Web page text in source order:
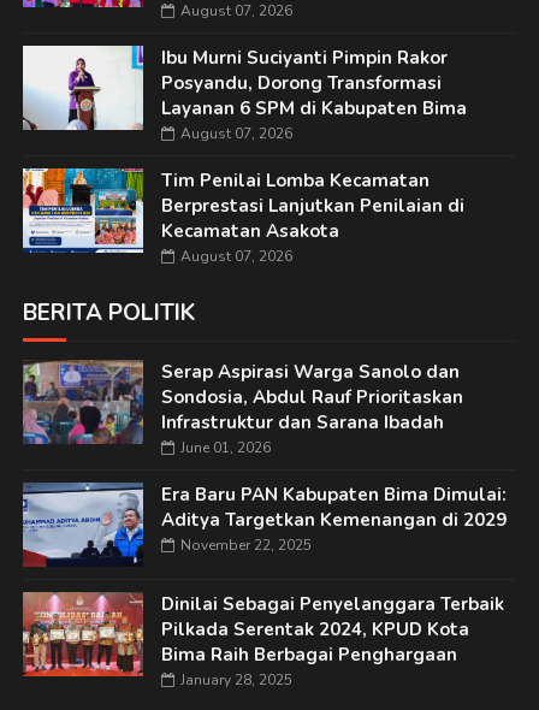
August 07, 2026
Ibu Murni Suciyanti Pimpin Rakor
Posyandu, Dorong Transformasi
Layanan 6 SPM di Kabupaten Bima
August 07, 2026
Tim Penilai Lomba Kecamatan
Berprestasi Lanjutkan Penilaian di
Kecamatan Asakota
August 07, 2026
BERITA POLITIK
Serap Aspirasi Warga Sanolo dan
Sondosia, Abdul Rauf Prioritaskan
Infrastruktur dan Sarana Ibadah
June 01, 2026
Era Baru PAN Kabupaten Bima Dimulai:
Aditya Targetkan Kemenangan di 2029
November 22, 2025
Dinilai Sebagai Penyelanggara Terbaik
Pilkada Serentak 2024, KPUD Kota
Bima Raih Berbagai Penghargaan
January 28, 2025